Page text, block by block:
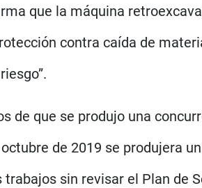
que la máquina
contra caída de
de que se produjo una
de 2019 se produjera
sin revisar el Plan de